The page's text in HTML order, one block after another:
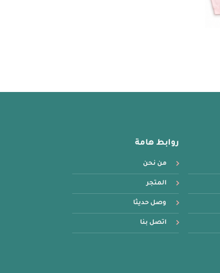
روابط هامة
من نحن
المتجر
وصل حديثا
اتصل بنا